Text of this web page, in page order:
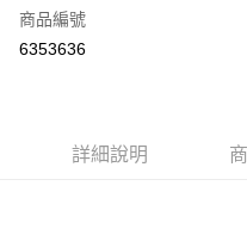
超商取貨付款
街口支付
商品編號
6353636
詳細說明